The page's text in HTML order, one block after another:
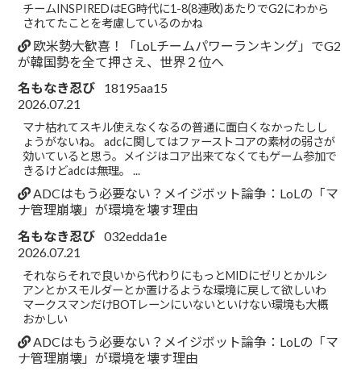
チームINSPIREDはEG時代に1-8(8連敗)あたりでG2にわから
されてたことを考慮しているのかね
欧米勢大歓喜！「LoLチームパワーランキング」でG2
が韓国勢を全て押さえ、世界２位へ
名もなき忍び
18195aa15
2026.07.21
マナ枯れてスキル使えなくなるの普通に面白くなかったしし
ょうがないね。 adcに関してはファーストコアの素材の弱さが
効いていると思う。メイジはコア出来てなくてもゲーム参加で
きるけどadcは無理。 ...
ADCはもう必要ない？メイジボット論争：LoLの「マ
ナ管理崩壊」が環境を壊す理由
名もなき忍び 032edda1e
2026.07.21
それならそれで良いから代わりにもっとMIDにゼリとかルシ
アンとかスモルダーとか置けるような環境に戻して欲しいわ
マークスマンだけBOTレーンにいないといけない環境も大概
おかしい
ADCはもう必要ない？メイジボット論争：LoLの「マ
ナ管理崩壊」が環境を壊す理由